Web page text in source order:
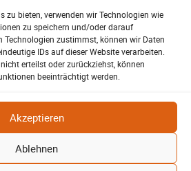
zu bieten, verwenden wir Technologien wie
zu speichern und/oder darauf
Technologien zustimmst, können wir Daten
IDs auf dieser Website verarbeiten.
erteilst oder zurückziehst, können
beeinträchtigt werden.
Akzeptieren
Ablehnen
Zivilcourage stoppt Täter
Februar 2025
bei »Mario Barth deckt auf!«
2024
- 7. Juni 2022